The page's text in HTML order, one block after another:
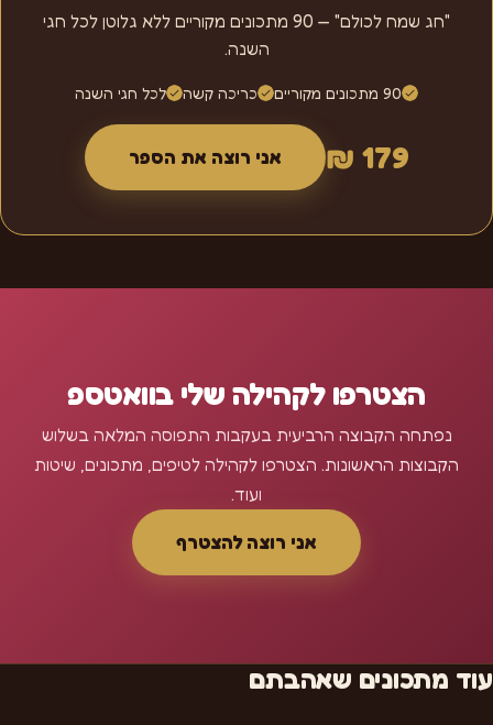
"חג שמח לכולם" — 90 מתכונים מקוריים ללא גלוטן לכל חגי
השנה.
90 מתכונים מקוריים כריכה קשה לכל חגי השנה
179 ₪ אני רוצה את הספר
הצטרפו לקהילה שלי בוואטספ
נפתחה הקבוצה הרביעית בעקבות התפוסה המלאה בשלוש
הקבוצות הראשונות. הצטרפו לקהילה לטיפים, מתכונים, שיטות
ועוד.
אני רוצה להצטרף
עוד מתכונים שאהבתם